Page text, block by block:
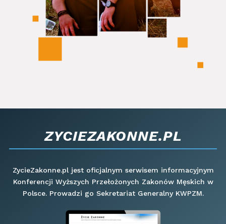
ZYCIEZAKONNE.PL
ZycieZakonne.pl jest oficjalnym serwisem informacyjnym
Konferencji Wyższych Przełożonych Zakonów Męskich w
Polsce. Prowadzi go Sekretariat Generalny KWPZM.